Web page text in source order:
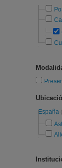
España